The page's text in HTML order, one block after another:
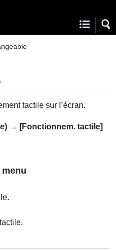
tactile sur l’écran.
) → [Fonctionnem. tactile]